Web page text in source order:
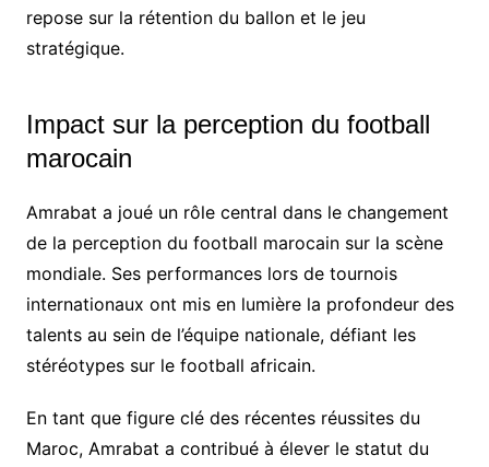
repose sur la rétention du ballon et le jeu
stratégique.
Impact sur la perception du football
marocain
Amrabat a joué un rôle central dans le changement
de la perception du football marocain sur la scène
mondiale. Ses performances lors de tournois
internationaux ont mis en lumière la profondeur des
talents au sein de l’équipe nationale, défiant les
stéréotypes sur le football africain.
En tant que figure clé des récentes réussites du
Maroc, Amrabat a contribué à élever le statut du